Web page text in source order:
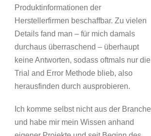
Produktinformationen der
Herstellerfirmen beschaffbar. Zu vielen
Details fand man – für mich damals
durchaus überraschend – überhaupt
keine Antworten, sodass oftmals nur die
Trial and Error Methode blieb, also
herausfinden durch ausprobieren.
Ich komme selbst nicht aus der Branche
und habe mir mein Wissen anhand